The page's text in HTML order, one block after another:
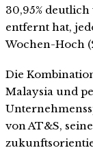
30,95%
entfernt hat,
Wochen-Hoch
Die
Malaysia und
von AT&S,